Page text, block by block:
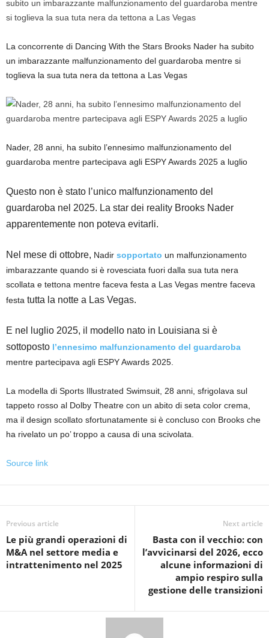
La concorrente di Dancing With the Stars Brooks Nader ha subito
un imbarazzante malfunzionamento del guardaroba mentre si
toglieva la sua tuta nera da tettona a Las Vegas
Nader, 28 anni, ha subito l’ennesimo malfunzionamento del
guardaroba mentre partecipava agli ESPY Awards 2025 a luglio
Questo non è stato l’unico malfunzionamento del
guardaroba nel 2025. La star dei reality Brooks Nader
apparentemente non poteva evitarli.
Nel mese di ottobre, Nadir sopportato un malfunzionamento
imbarazzante quando si è rovesciata fuori dalla sua tuta nera
scollata e tettona mentre faceva festa a Las Vegas mentre faceva
festa tutta la notte a Las Vegas.
E nel luglio 2025, il modello nato in Louisiana si è
sottoposto l’ennesimo malfunzionamento del guardaroba
mentre partecipava agli ESPY Awards 2025.
La modella di Sports Illustrated Swimsuit, 28 anni, sfrigolava sul
tappeto rosso al Dolby Theatre con un abito di seta color crema,
ma il design scollato sfortunatamente si è concluso con Brooks che
ha rivelato un po’ troppo a causa di una scivolata.
Source link
Previous article
Le più grandi operazioni di
M&A nel settore media e
intrattenimento nel 2025
Next article
Basta con il vecchio: con
l’avvicinarsi del 2026, ecco
alcune informazioni di
ampio respiro sulla
gestione delle transizioni